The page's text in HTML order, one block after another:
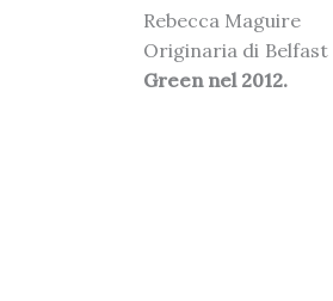
Rebecca Maguire
Originaria di Belfast
Green nel 2012.